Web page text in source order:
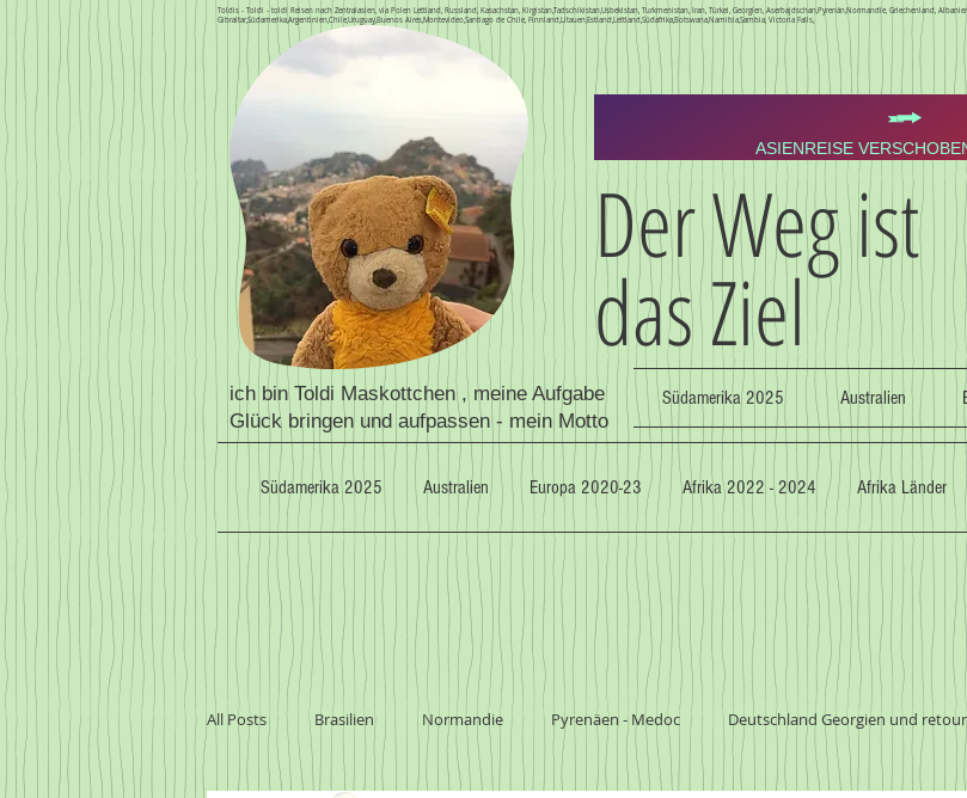
Toldis - Toldi - toldi Reisen nach Zentralasien, via Polen Lettland, Russland, Kasachstan, Kirgistan,Tadschikistan,Usbekistan, Turkmenistan, Iran, Türkei, Georgien, Aserbajdschan,Pyrenän,Normandie, Griechenland,
Gibraltar,Südamerika,Argentinien,Chile,Uruguay,Buenos Aires,Montevideo,Santiago de Chile, Finnland,Litauen,Estland,Lettland,Südafrika,Botswana,Namibia,Sambia, Victoria Falls,
ASIENREISE
Der Weg ist
das Ziel
ich bin Toldi Maskottchen , meine Aufgabe
Glück bringen und aufpassen - mein Motto
Südamerika 2025 Australien
Südamerika 2025 Australien Europa 2020-23 Afrika 2022 - 2024 Afrika Länder
All Posts Brasilien Normandie Pyrenäen - Medoc Deutschland Georgien und retour